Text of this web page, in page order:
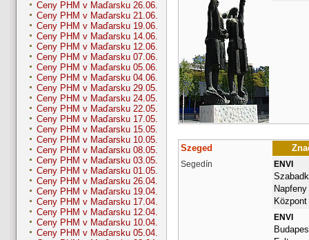
Ceny PHM v Maďarsku 26.06.
Ceny PHM v Maďarsku 21.06.
Ceny PHM v Maďarsku 19.06.
Ceny PHM v Maďarsku 14.06.
Ceny PHM v Maďarsku 12.06.
Ceny PHM v Maďarsku 07.06.
Ceny PHM v Maďarsku 05.06.
Ceny PHM v Maďarsku 04.06.
Ceny PHM v Maďarsku 29.05.
Ceny PHM v Maďarsku 24.05.
Ceny PHM v Maďarsku 22.05.
Ceny PHM v Maďarsku 17.05.
Ceny PHM v Maďarsku 15.05.
Ceny PHM v Maďarsku 10.05.
Ceny PHM v Maďarsku 08.05.
Ceny PHM v Maďarsku 03.05.
Ceny PHM v Maďarsku 01.05.
Ceny PHM v Maďarsku 26.04.
Ceny PHM v Maďarsku 19.04.
Ceny PHM v Maďarsku 17.04.
Ceny PHM v Maďarsku 12.04.
Ceny PHM v Maďarsku 10.04.
Ceny PHM v Maďarsku 05.04.
Szeged
Segedín ENVI
ENVI